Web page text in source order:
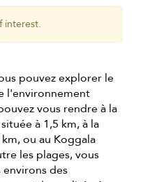
interest.
pouvez explorer le
l'environnement
vous rendre à la
à 1,5 km, à la
ou au Koggala
les plages, vous
des